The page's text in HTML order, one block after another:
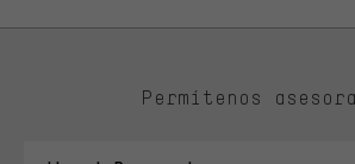
Permítenos